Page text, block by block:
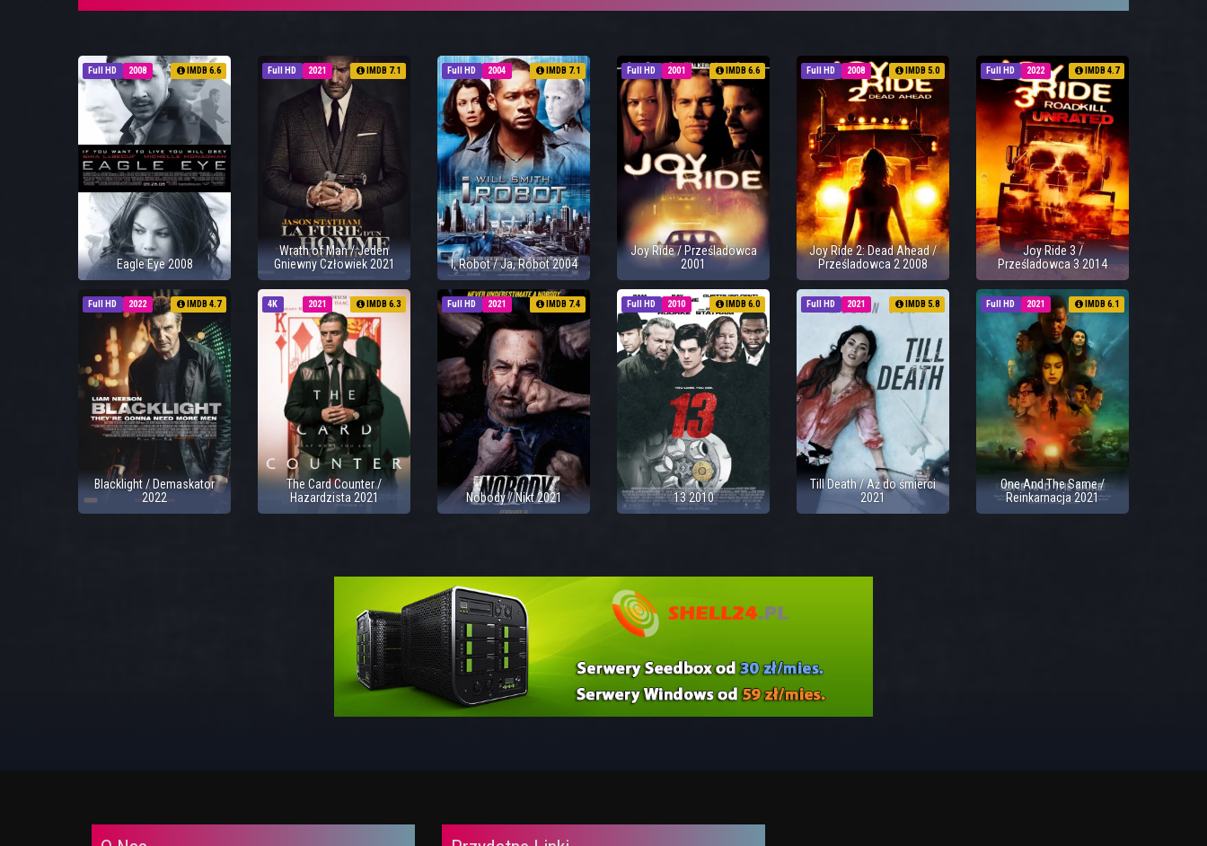
Full HD 2008 IMDB 6.6
Eagle Eye 2008
Full HD 2021 IMDB 7.1
Wrath of Man / Jeden
Gniewny Człowiek 2021
Full HD 2004 IMDB 7.1
I, Robot / Ja, Robot 2004
Full HD 2001 IMDB 6.6
Joy Ride / Prześladowca
2001
Full HD 2008 IMDB 5.0
Joy Ride 2: Dead Ahead /
Prześladowca 2 2008
Full HD 2022 IMDB 4.7
Joy Ride 3 /
Prześladowca 3 2014
Full HD 2022 IMDB 4.7
Blacklight / Demaskator
2022
4K 2021 IMDB 6.3
The Card Counter /
Hazardzista 2021
Full HD 2021 IMDB 7.4
Nobody / Nikt 2021
Full HD 2010 IMDB 6.0
13 2010
Full HD 2021 IMDB 5.8
Till Death / Aż do śmierci
2021
Full HD 2021 IMDB 6.1
One And The Same /
Reinkarnacja 2021